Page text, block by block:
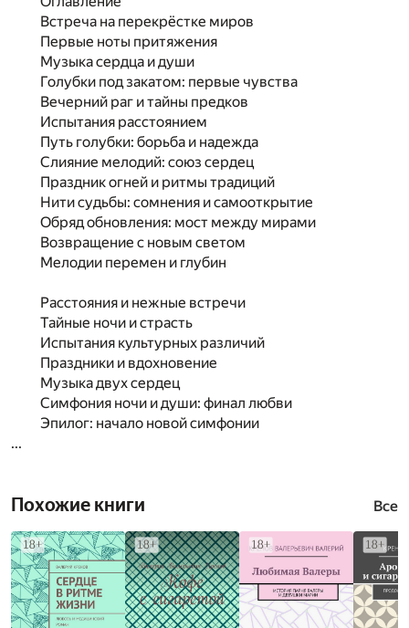
Встреча на перекрёстке миров
Первые ноты притяжения
Музыка сердца и души
Голубки под закатом: первые чувства
Вечерний раг и тайны предков
Испытания расстоянием
Путь голубки: борьба и надежда
Слияние мелодий: союз сердец
Праздник огней и ритмы традиций
Нити судьбы: сомнения и самооткрытие
Обряд обновления: мост между мирами
Возвращение с новым светом
Мелодии перемен и глубин
Расстояния и нежные встречи
Тайные ночи и страсть
Испытания культурных различий
Праздники и вдохновение
Музыка двух сердец
Симфония ночи и души: финал любви
Эпилог: начало новой симфонии
...
Похожие книги Все